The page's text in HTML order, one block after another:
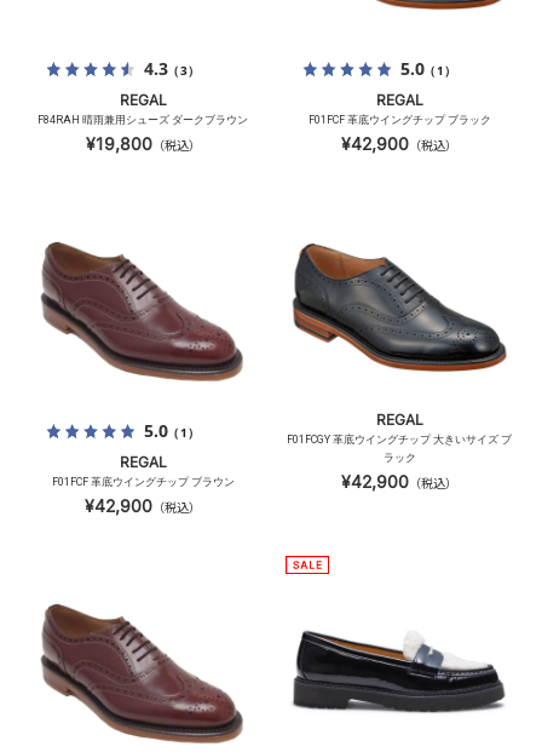
4.3（3）
REGAL
F84RAH 晴雨兼用シューズ ダークブラウン
¥19,800（税込）
5.0（1）
REGAL
F01FCF 革底ウイングチップ ブラック
¥42,900 （税込）
5.0（1）
REGAL
F01FCF 革底ウイングチップ ブラウン
¥42,900 （税込）
REGAL
F01FCGY 革底ウイングチップ 大きいサイズ ブ
ラック
¥42,900 （税込）